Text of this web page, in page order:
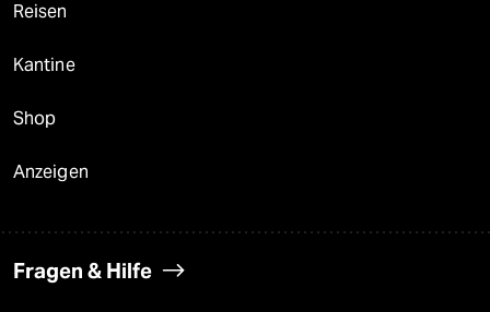
Reisen
Kantine
Shop
Anzeigen
Fragen & Hilfe